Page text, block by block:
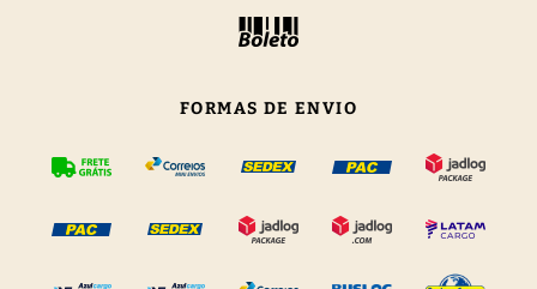
FORMAS DE ENVIO